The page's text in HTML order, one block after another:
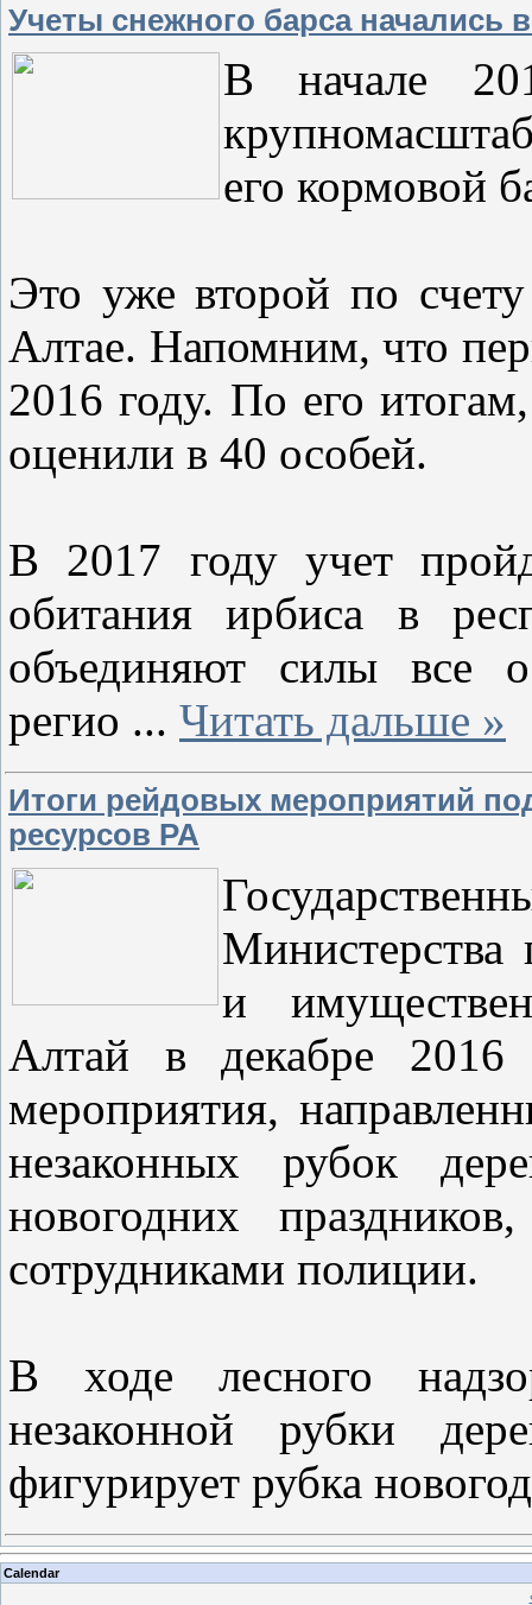
Учеты снежного барса начались
В начале
его кормовой
Это уже второй по
Алтае. Напомним, что
2016 году. По его
оценили в 40 особей.
В 2017 году учет
обитания ирбиса в
объединяют силы все
регио ... Читать дальше »
Итоги рейдовых мероприятий
ресурсов РА
Министерства
и
Алтай в декабре 2016
мероприятия,
незаконных рубок
новогодних
сотрудниками полиции.
В ходе лесного
незаконной рубки
фигурирует рубка
Calendar